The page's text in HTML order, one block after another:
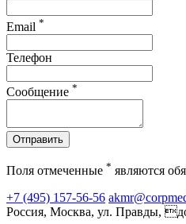
Email *
Телефон
Сообщение *
Отправить
Поля отмеченные * являются
+7 (495) 157-56-56
Россия, Москва, ул. Правды,